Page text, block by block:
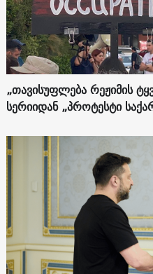
„თავისუფლება რეჟიმის
სერიიდან „პროტესტი